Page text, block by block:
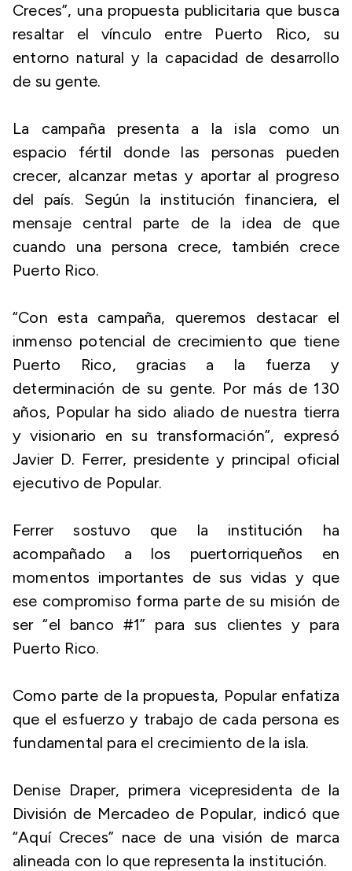
Creces”, una propuesta publicitaria que busca
resaltar el vínculo entre Puerto Rico, su
entorno natural y la capacidad de desarrollo
de su gente.
La campaña presenta a la isla como un
espacio fértil donde las personas pueden
crecer, alcanzar metas y aportar al progreso
del país. Según la institución financiera, el
mensaje central parte de la idea de que
cuando una persona crece, también crece
Puerto Rico.
“Con esta campaña, queremos destacar el
inmenso potencial de crecimiento que tiene
Puerto Rico, gracias a la fuerza y
determinación de su gente. Por más de 130
años, Popular ha sido aliado de nuestra tierra
y visionario en su transformación”, expresó
Javier D. Ferrer, presidente y principal oficial
ejecutivo de Popular.
Ferrer sostuvo que la institución ha
acompañado a los puertorriqueños en
momentos importantes de sus vidas y que
ese compromiso forma parte de su misión de
ser “el banco #1” para sus clientes y para
Puerto Rico.
Como parte de la propuesta, Popular enfatiza
que el esfuerzo y trabajo de cada persona es
fundamental para el crecimiento de la isla.
Denise Draper, primera vicepresidenta de la
División de Mercadeo de Popular, indicó que
“Aquí Creces” nace de una visión de marca
alineada con lo que representa la institución.